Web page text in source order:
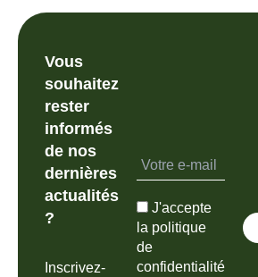
Vous
souhaitez
rester
informés
de nos
dernières
actualités
?
Inscrivez-
J'accepte
la politique
de
confidentialité